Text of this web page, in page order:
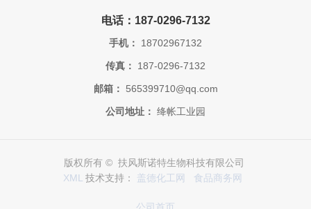
电话：187-0296-7132
手机： 18702967132
传真： 187-0296-7132
邮箱： 565399710@qq.com
公司地址： 绛帐工业园
版权所有 © 扶风斯诺特生物科技有限公司
XML 技术支持： 盖德化工网 食品商务网